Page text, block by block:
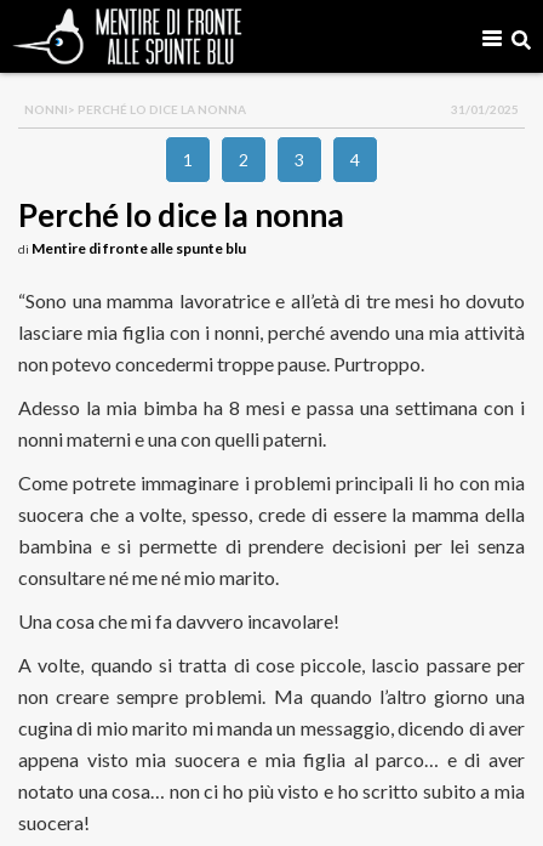
NONNI> PERCHÉ LO DICE LA NONNA 31/01/2025
1 2 3 4
Perché lo dice la nonna
di Mentire di fronte alle spunte blu
“Sono una mamma lavoratrice e all’età di tre mesi ho dovuto
lasciare mia figlia con i nonni, perché avendo una mia attività
non potevo concedermi troppe pause. Purtroppo.
Adesso la mia bimba ha 8 mesi e passa una settimana con i
nonni materni e una con quelli paterni.
Come potrete immaginare i problemi principali li ho con mia
suocera che a volte, spesso, crede di essere la mamma della
bambina e si permette di prendere decisioni per lei senza
consultare né me né mio marito.
Una cosa che mi fa davvero incavolare!
A volte, quando si tratta di cose piccole, lascio passare per
non creare sempre problemi. Ma quando l’altro giorno una
cugina di mio marito mi manda un messaggio, dicendo di aver
appena visto mia suocera e mia figlia al parco… e di aver
notato una cosa… non ci ho più visto e ho scritto subito a mia
suocera!